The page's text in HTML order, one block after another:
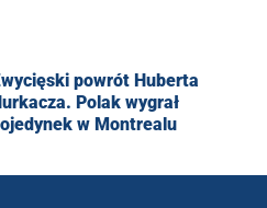
powrót Huberta
Polak wygrał
w Montrealu